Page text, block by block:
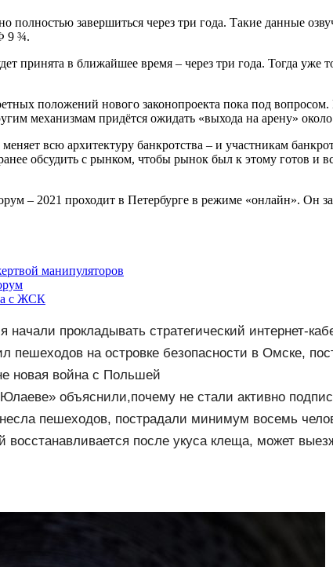
полностью завершиться через три года. Такие данные
9 ¾.
принята в ближайшее время – через три года. Тогда
положений нового законопроекта пока под вопросом.
механизмам придётся ожидать «выхода на арену» около
всю архитектуру банкротства – и участникам
обсудить с рынком, чтобы рынок был к этому готов
– 2021 проходит в Петербурге в режиме «онлайн». Он
манипуляторов
с ЖСК
начали прокладывать стратегический интернет-
пешеходов на островке безопасности в Омске,
новая война с Польшей
объяснили,почему не стали активно
пешеходов, пострадали минимум восемь
восстанавливается после укуса клеща, может